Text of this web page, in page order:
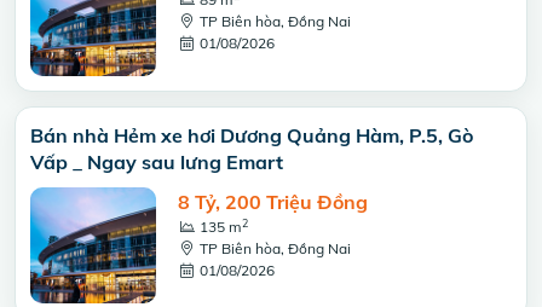
TP Biên hòa, Đồng Nai
01/08/2026
Bán nhà Hẻm xe hơi Dương Quảng Hàm, P.5, Gò
Vấp _ Ngay sau lưng Emart
8 Tỷ, 200 Triệu Đồng
135 m2
TP Biên hòa, Đồng Nai
01/08/2026